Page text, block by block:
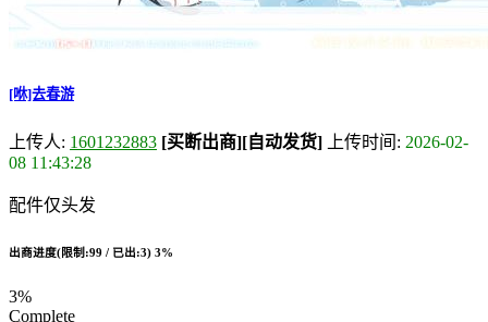
[咻]去春游
上传人: 1601232883 [买断出商][自动发货] 上传时间: 2026-02-
08 11:43:28
配件仅头发
出商进度(限制:99 / 已出:3) 3%
3%
Complete